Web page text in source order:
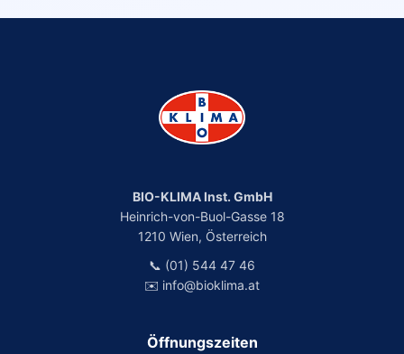
BIO-KLIMA Inst. GmbH
Heinrich-von-Buol-Gasse 18
1210 Wien, Österreich
📞 (01) 544 47 46
✉️ info@bioklima.at
Öffnungszeiten